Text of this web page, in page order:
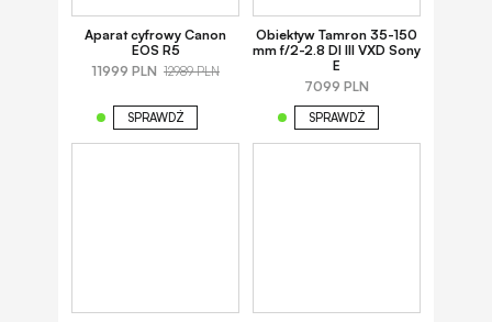
Aparat cyfrowy Canon
EOS R5
11999 PLN 12989 PLN
SPRAWDŹ
Obiektyw Tamron 35-150
mm f/2-2.8 DI III VXD Sony
E
7099 PLN
SPRAWDŹ